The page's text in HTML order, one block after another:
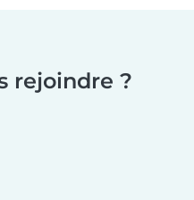
rejoindre ?